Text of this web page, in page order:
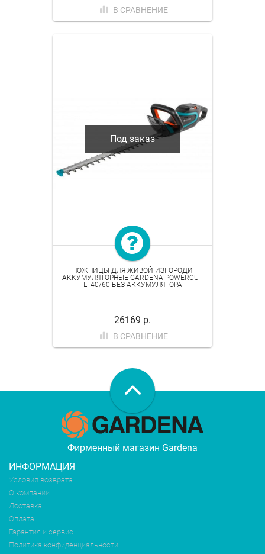
В СРАВНЕНИЕ
Под заказ
НОЖНИЦЫ ДЛЯ ЖИВОЙ ИЗГОРОДИ
АККУМУЛЯТОРНЫЕ GARDENA POWERCUT
LI-40/60 БЕЗ АККУМУЛЯТОРА
26169 р.
В СРАВНЕНИЕ
Фирменный магазин Gardena
ИНФОРМАЦИЯ
Условия возврата
О компании
Доставка
Оплата
Гарантия и сервис
Политика конфиденциальности